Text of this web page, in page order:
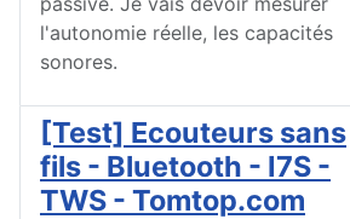
l'autonomie réelle, les capacités
sonores.
[Test] Ecouteurs sans
fils - Bluetooth - I7S -
TWS - Tomtop.com